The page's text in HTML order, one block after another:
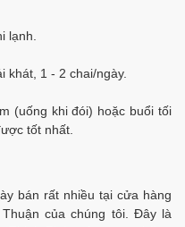
lạnh.
1 - 2 chai/ngày.
(uống khi đói) hoặc buổi tối
tốt nhất.
bán rất nhiều tại cửa hàng
của chúng tôi. Đây là